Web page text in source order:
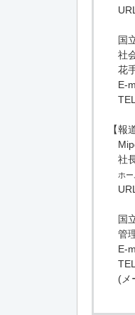
国
社
花
E-
【報
社
ホ
国
管
E-
(メ